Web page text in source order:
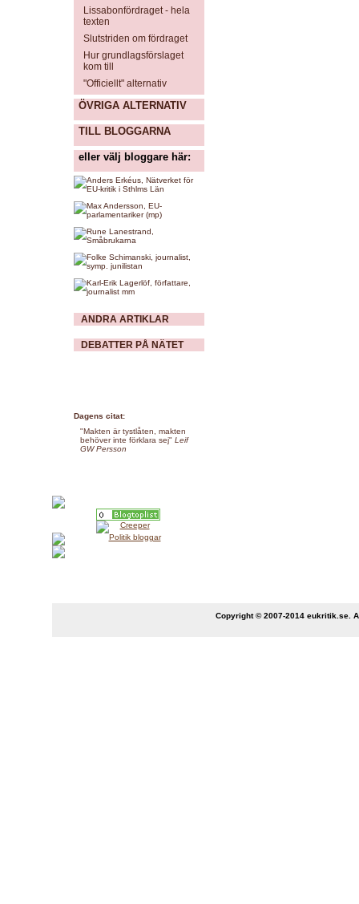
Lissabonfördraget - hela
texten
Slutstriden om fördraget
Hur grundlagsförslaget
kom till
"Officiellt" alternativ
ÖVRIGA ALTERNATIV
TILL BLOGGARNA
eller välj bloggare här:
ANDRA ARTIKLAR
DEBATTER PÅ NÄTET
Dagens citat:
"Makten är tystlåten, makten
behöver inte förklara sej" Leif
GW Persson
Copyright © 2007-2014 eukritik.se.